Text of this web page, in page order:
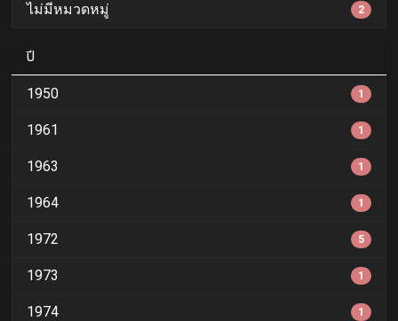
ไม่มีหมวดหมู่ 2
ปี
1950 1
1961 1
1963 1
1964 1
1972 5
1973 1
1974 1